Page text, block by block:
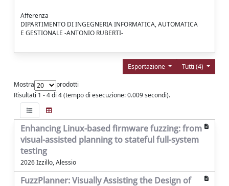
Afferenza
DIPARTIMENTO DI INGEGNERIA INFORMATICA, AUTOMATICA
E GESTIONALE -ANTONIO RUBERTI-
Tutti (4)
Esportazione
Mostra
prodotti
Risultati 1 - 4 di 4 (tempo di esecuzione: 0.009 secondi).
Enhancing Linux-based firmware fuzzing: from
visual-assisted planning to stateful full-system
testing
2026 Izzillo, Alessio
FuzzPlanner: Visually Assisting the Design of